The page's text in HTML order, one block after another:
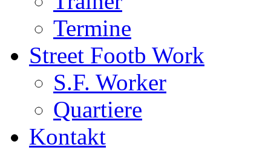
Termine
Street Footb Work
S.F. Worker
Quartiere
Kontakt